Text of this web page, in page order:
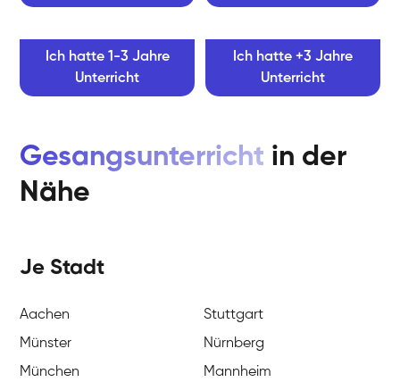
Ich hatte 1-3 Jahre
Unterricht
Ich hatte +3 Jahre
Unterricht
Gesangsunterricht in der
Nähe
Je Stadt
Aachen
Stuttgart
Münster
Nürnberg
München
Mannheim